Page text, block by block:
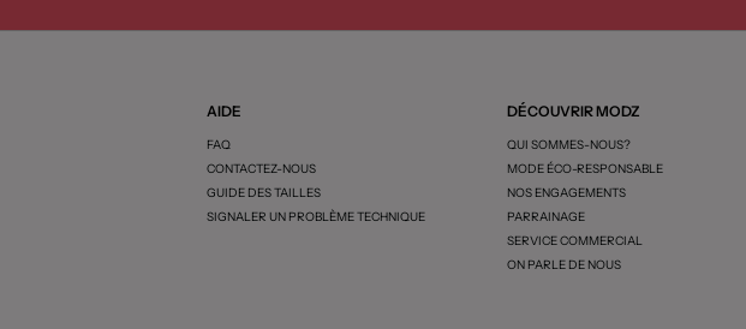
AIDE
FAQ
CONTACTEZ-NOUS
GUIDE DES TAILLES
SIGNALER UN PROBLÈME TECHNIQUE
DÉCOUVRIR MODZ
QUI SOMMES-NOUS?
MODE ÉCO-RESPONSABLE
NOS ENGAGEMENTS
PARRAINAGE
SERVICE COMMERCIAL
ON PARLE DE NOUS